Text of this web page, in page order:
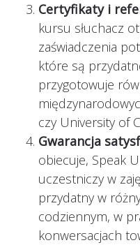
Certyfikaty i
kursu słuchacz
zaświadczenia
które są
przygotowuje
czy University of
Gwarancja
obiecuje, Speak
uczestniczy w
przydatny w
codziennym, w
konwersacjach